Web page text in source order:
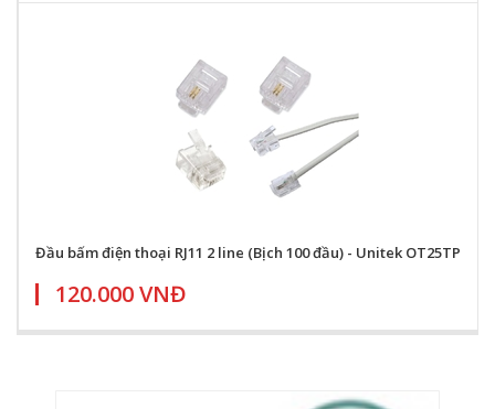
Đầu bấm điện thoại RJ11 2 line (Bịch 100 đầu) - Unitek OT25TP
120.000 VNĐ